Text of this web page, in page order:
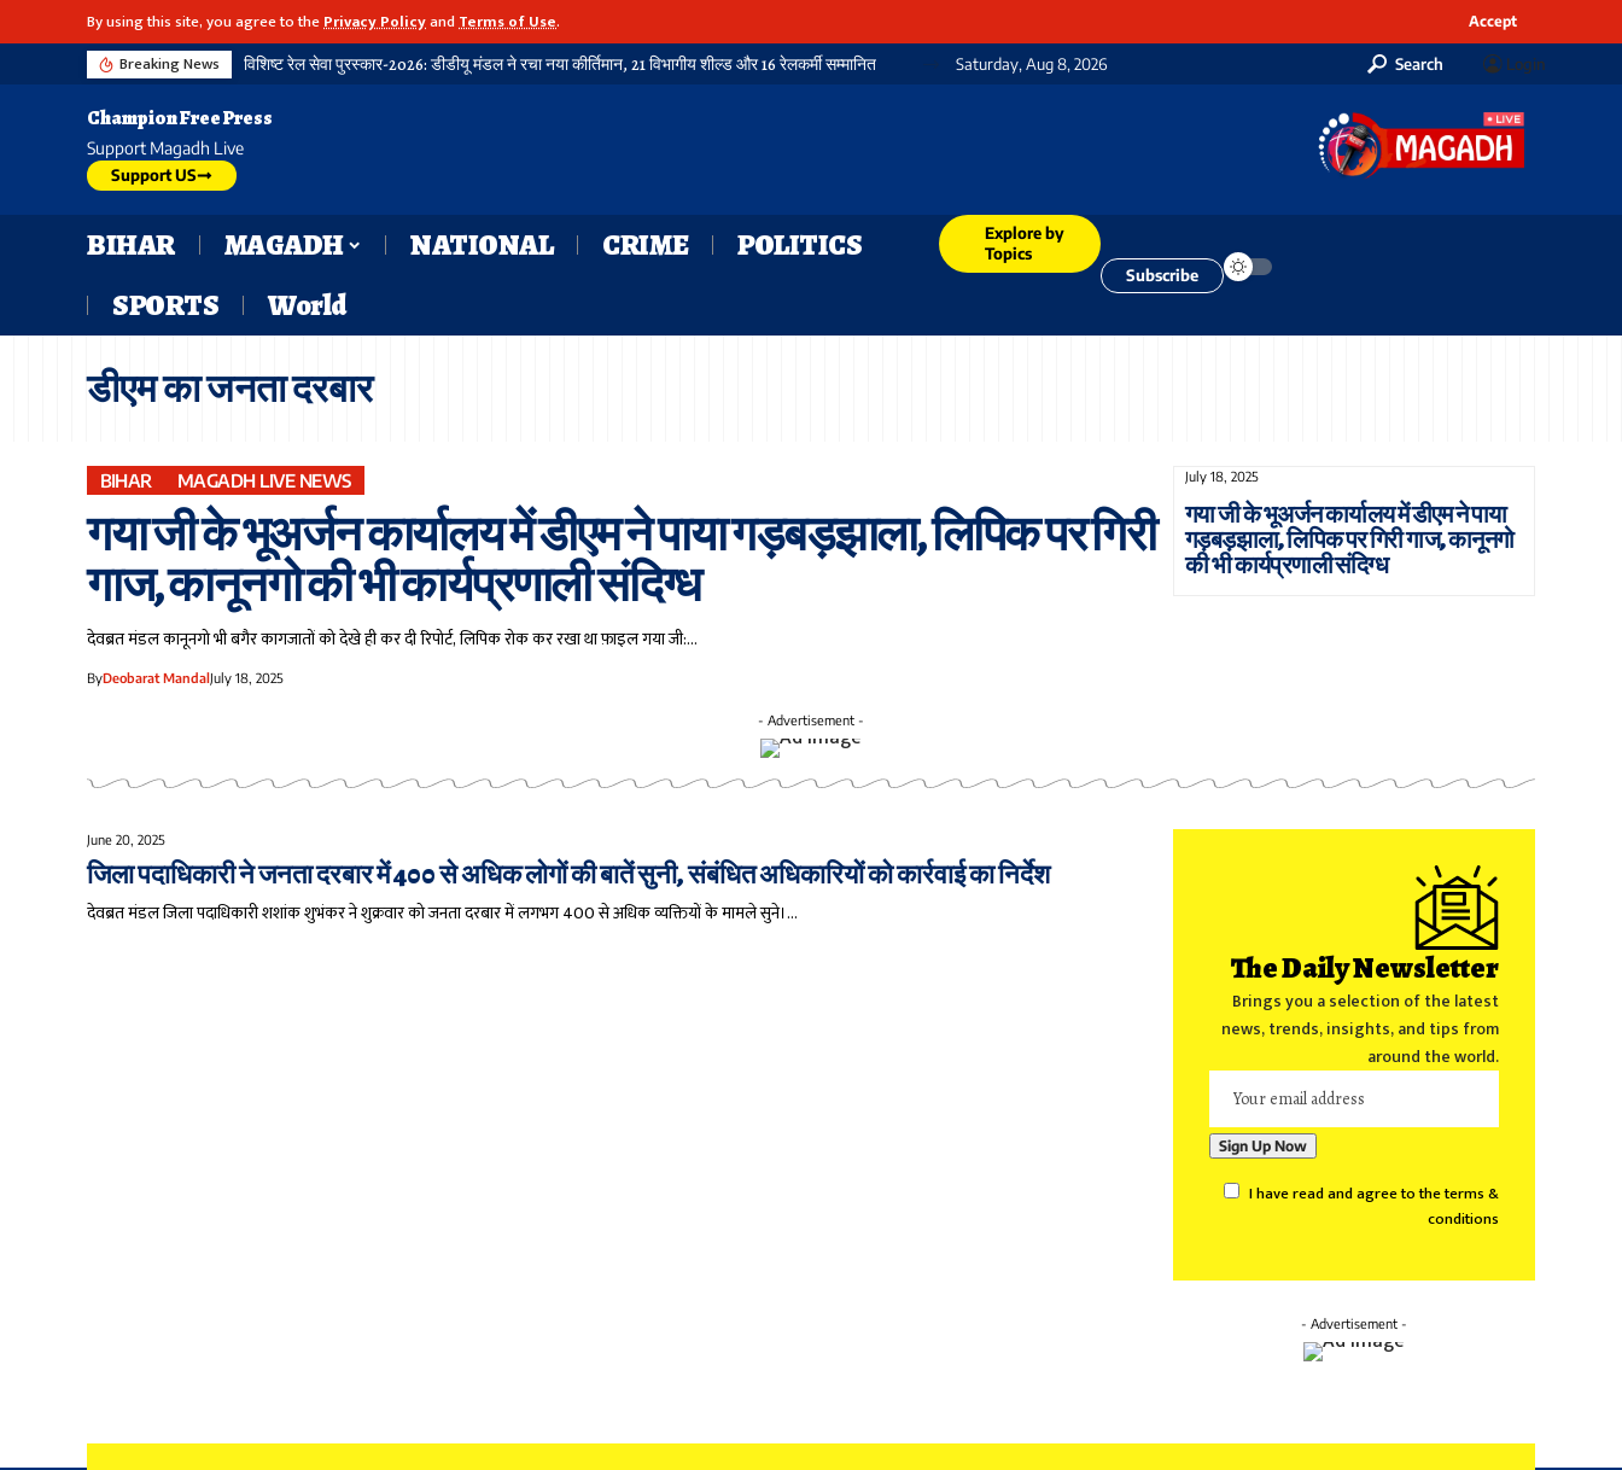
By using this site, you agree to thePrivacy PolicyandTerms of Use. Accept
Breaking News विशिष्ट रेल सेवा पुरस्कार-2026: डीडीयू मंडल ने रचा नया कीर्तिमान, 21 विभागीय शील्ड और 16 रेलकर्मी सम्मानित Saturday, Aug 8, 2026 Search Login
Champion Free Press
Support Magadh Live
Support US
BIHAR MAGADH NATIONAL CRIME
POLITICS
SPORTS
World
Explore by
Topics
Subscribe
डीएम का जनता दरबार
BIHAR MAGADH LIVE NEWS
गया जी के भूअर्जन कार्यालय में डीएम ने पाया गड़बड़झाला, लिपिक पर गिरी
गाज, कानूनगो की भी कार्यप्रणाली संदिग्ध
देवब्रत मंडल कानूनगो भी बगैर कागजातों को देखे ही कर दी रिपोर्ट, लिपिक रोक कर रखा था फ़ाइल गया जी:…
ByDeobarat MandalJuly 18, 2025
July 18, 2025
गया जी के भूअर्जन कार्यालय में डीएम ने पाया
गड़बड़झाला, लिपिक पर गिरी गाज, कानूनगो
की भी कार्यप्रणाली संदिग्ध
- Advertisement -
June 20, 2025
जिला पदाधिकारी ने जनता दरबार में 400 से अधिक लोगों की बातें सुनी, संबंधित अधिकारियों को कार्रवाई का निर्देश
देवब्रत मंडल जिला पदाधिकारी शशांक शुभंकर ने शुक्रवार को जनता दरबार में लगभग 400 से अधिक व्यक्तियों के मामले सुने।…
The Daily Newsletter
Brings you a selection of the latest
news, trends, insights, and tips from
around the world.
I have read and agree to the terms &
conditions
- Advertisement -